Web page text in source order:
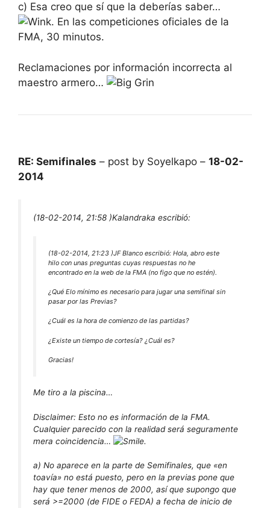
c) Esa creo que sí que la deberías saber…
. En las competiciones oficiales de la
FMA, 30 minutos.
Reclamaciones por información incorrecta al
maestro armero…
RE: Semifinales – post by Soyelkapo – 18-02-
2014
(18-02-2014, 21:58 )Kalandraka escribió:
(18-02-2014, 21:23 )JF Blanco escribió: Hola, abro este
hilo con unas preguntas cuyas respuestas no he
encontrado en la web de la FMA (no figo que no estén).
¿Qué Elo mínimo es necesario para jugar una semifinal sin
pasar por las Previas?
¿Cuál es la hora de comienzo de las partidas?
¿Existe un tiempo de cortesía? ¿Cuál es?
Gracias!
Me tiro a la piscina…
Disclaimer: Esto no es información de la FMA.
Cualquier parecido con la realidad será seguramente
mera coincidencia…
.
a) No aparece en la parte de Semifinales, que «en
toavía» no está puesto, pero en la previas pone que
hay que tener menos de 2000, así que supongo que
será >=2000 (de FIDE o FEDA) a fecha de inicio de